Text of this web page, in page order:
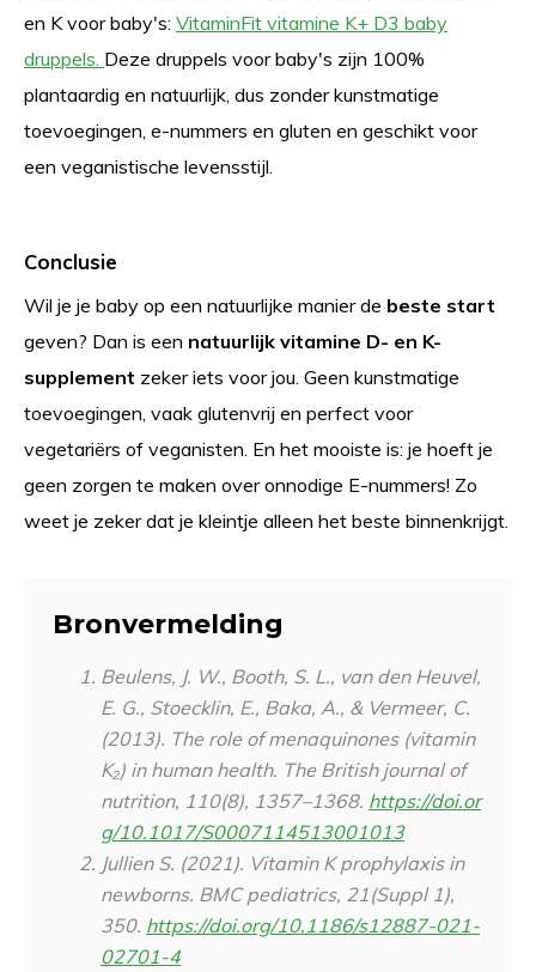
en K voor baby's: VitaminFit vitamine K+ D3 baby
druppels. Deze druppels voor baby's zijn 100%
plantaardig en natuurlijk, dus zonder kunstmatige
toevoegingen, e-nummers en gluten en geschikt voor
een veganistische levensstijl.
Conclusie
Wil je je baby op een natuurlijke manier de beste start
geven? Dan is een natuurlijk vitamine D- en K-
supplement zeker iets voor jou. Geen kunstmatige
toevoegingen, vaak glutenvrij en perfect voor
vegetariërs of veganisten. En het mooiste is: je hoeft je
geen zorgen te maken over onnodige E-nummers! Zo
weet je zeker dat je kleintje alleen het beste binnenkrijgt.
Bronvermelding
Beulens, J. W., Booth, S. L., van den Heuvel,
E. G., Stoecklin, E., Baka, A., & Vermeer, C.
(2013). The role of menaquinones (vitamin
K₂) in human health. The British journal of
nutrition, 110(8), 1357–1368. https://doi.or
g/10.1017/S0007114513001013
Jullien S. (2021). Vitamin K prophylaxis in
newborns. BMC pediatrics, 21(Suppl 1),
350. https://doi.org/10.1186/s12887-021-
02701-4